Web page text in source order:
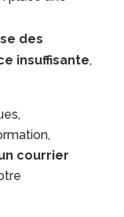
des
insuffisante,
courrier